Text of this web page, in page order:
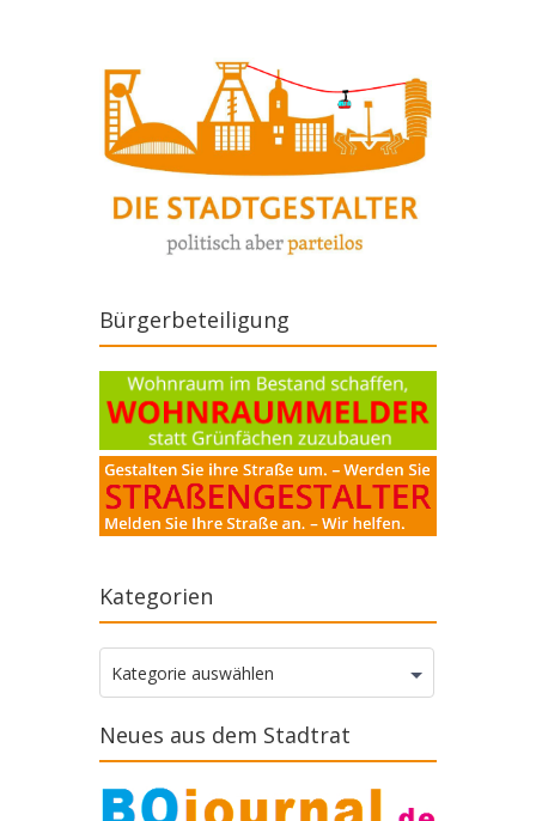
Bürgerbeteiligung
Kategorien
Kategorien
Kategorie auswählen
Neues aus dem Stadtrat